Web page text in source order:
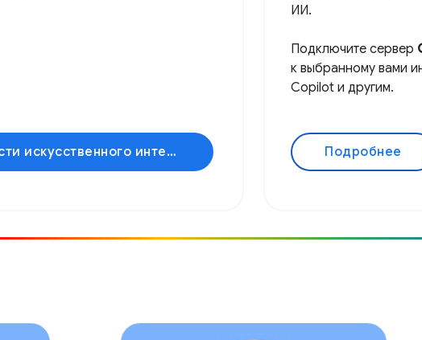
Изучите инновации в области искусственного интеллекта.
ИИ.
Подключите сервер
к выбранному вами
Copilot и другим.
Подробнее